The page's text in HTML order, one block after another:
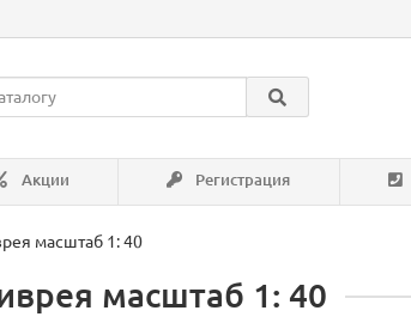
Акции Регистрация
масштаб 1: 40
масштаб 1: 40